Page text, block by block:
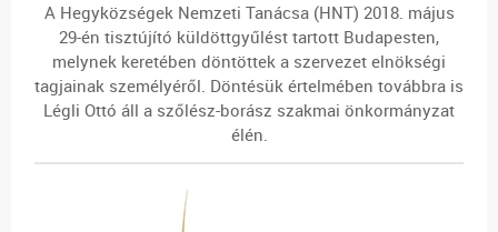
A Hegyközségek Nemzeti Tanácsa (HNT) 2018. május
29-én tisztújító küldöttgyűlést tartott Budapesten,
melynek keretében döntöttek a szervezet elnökségi
tagjainak személyéről. Döntésük értelmében továbbra is
Légli Ottó áll a szőlész-borász szakmai önkormányzat
élén.